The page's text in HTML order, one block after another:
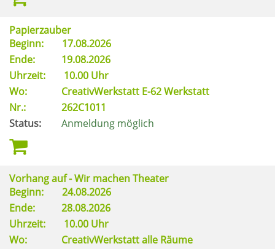
Papierzauber
Beginn:
17.08.2026
Ende:
19.08.2026
Uhrzeit:
10.00 Uhr
Wo:
CreativWerkstatt E-62 Werkstatt
Nr.:
262C1011
Status:
Anmeldung möglich
Vorhang auf - Wir machen Theater
Beginn:
24.08.2026
Ende:
28.08.2026
Uhrzeit:
10.00 Uhr
Wo:
CreativWerkstatt alle Räume